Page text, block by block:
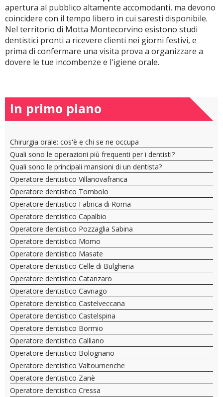
apertura al pubblico altamente accomodanti, ma devono
coincidere con il tempo libero in cui saresti disponibile.
Nel territorio di Motta Montecorvino esistono studi
dentistici pronti a ricevere clienti nei giorni festivi, e
prima di confermare una visita prova a organizzare a
dovere le tue incombenze e l'igiene orale.
In primo piano
Chirurgia orale: cos'è e chi se ne occupa
Quali sono le operazioni più frequenti per i dentisti?
Quali sono le principali mansioni di un dentista?
Operatore dentistico Villanovafranca
Operatore dentistico Tombolo
Operatore dentistico Fabrica di Roma
Operatore dentistico Capalbio
Operatore dentistico Pozzaglia Sabina
Operatore dentistico Momo
Operatore dentistico Masate
Operatore dentistico Celle di Bulgheria
Operatore dentistico Catanzaro
Operatore dentistico Cavriago
Operatore dentistico Castelveccana
Operatore dentistico Castelspina
Operatore dentistico Bormio
Operatore dentistico Calliano
Operatore dentistico Bolognano
Operatore dentistico Valtournenche
Operatore dentistico Zanè
Operatore dentistico Cressa